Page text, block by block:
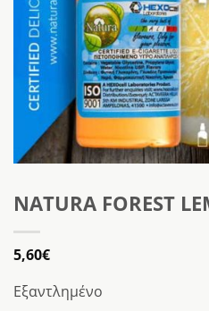
NATURA FOREST
5,60€
Εξαντλημένο